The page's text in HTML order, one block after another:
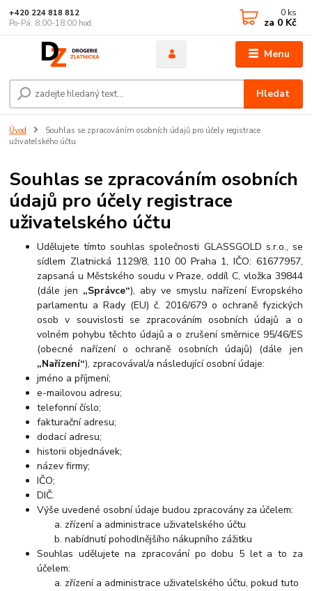
Menu
Hledat
+420 224 818 812
Po-Pá: 8:00-18:00 hod.
0 ks
za 0 Kč
Úvod
Souhlas se zpracováním osobních údajů pro účely registrace
uživatelského účtu
Souhlas se zpracováním osobních
údajů pro účely registrace
uživatelského účtu
Udělujete tímto souhlasspolečnosti GLASSGOLD s.r.o., se
sídlem Zlatnická 1129/8, 110 00 Praha 1, IČO: 61677957,
zapsaná u Městského soudu v Praze, oddíl C, vložka 39844
(dále jen „Správce“), aby ve smyslu nařízení Evropského
parlamentu a Rady (EU) č. 2016/679 o ochraně fyzických
osob v souvislosti se zpracováním osobních údajů a o
volném pohybu těchto údajů a o zrušení směrnice 95/46/ES
(obecné nařízení o ochraně osobních údajů) (dále jen
„Nařízení“), zpracovával/a následující osobní údaje:
jméno a příjmení;
e-mailovou adresu;
telefonní číslo;
fakturační adresu;
dodací adresu;
historii objednávek;
název firmy;
IČO;
DIČ.
Výše uvedené osobní údaje budou zpracovány za účelem:
zřízení a administrace uživatelského účtu
nabídnutí pohodlnějšího nákupního zážitku
Souhlas udělujete na zpracování po dobu 5 let a to za
účelem:
zřízení a administrace uživatelského účtu, pokud tuto